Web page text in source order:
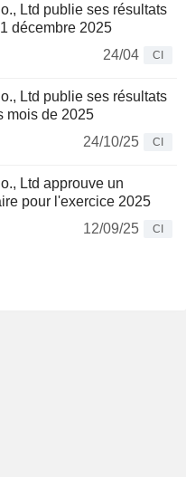
Ltd publie ses résultats
décembre 2025
24/04
CI
Ltd publie ses résultats
mois de 2025
24/10/25
CI
Ltd approuve un
pour l'exercice 2025
12/09/25
CI